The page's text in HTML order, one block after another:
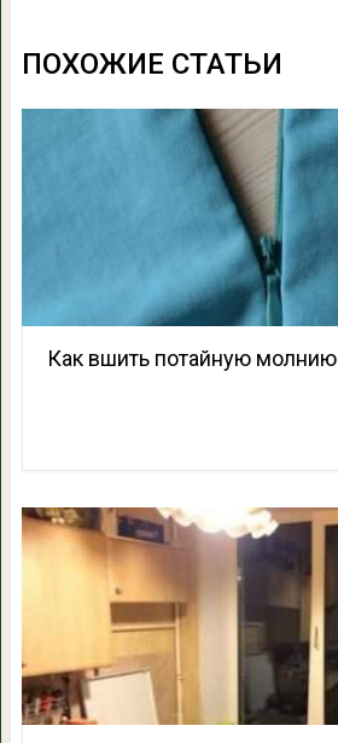
ПОХОЖИЕ СТАТЬИ
Как вшить потайную молнию